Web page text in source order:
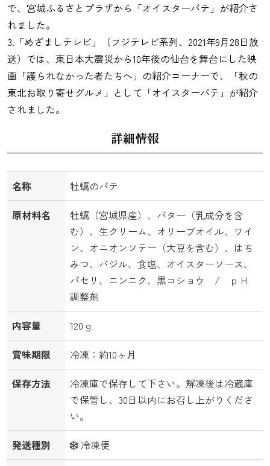
で、宮城ふるさとプラザから「オイスターパテ」が紹介さ
れました。
3.「めざましテレビ」（フジテレビ系列、2021年9月28日放
送）では、東日本大震災から10年後の仙台を舞台にした映
画「護られなかった者たちへ」の紹介コーナーで、「秋の
東北お取り寄せグルメ」として「オイスターパテ」が紹介
されました。
詳細情報
名称
牡蠣のパテ
原材料名
牡蠣（宮城県産）、バター（乳成分を含
む）、生クリーム、オリーブオイル、ワイ
ン、オニオンソテー（大豆を含む）、はち
みつ、バジル、食塩、オイスターソース、
パセリ、ニンニク、黒コショウ / ｐＨ
調整剤
内容量
120ｇ
賞味期限
冷凍：約10ヶ月
保存方法
冷凍庫で保存して下さい。解凍後は冷蔵庫
で保管し、30日以内にお召し上がりくださ
い。
発送種別
冷凍便